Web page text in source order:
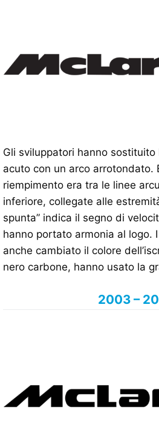
Gli sviluppatori hanno sostituito
acuto con un arco arrotondato.
riempimento era tra le linee
inferiore, collegate alle
spunta” indica il segno di
hanno portato armonia al logo.
anche cambiato il colore
nero carbone, hanno usato la
2003 –